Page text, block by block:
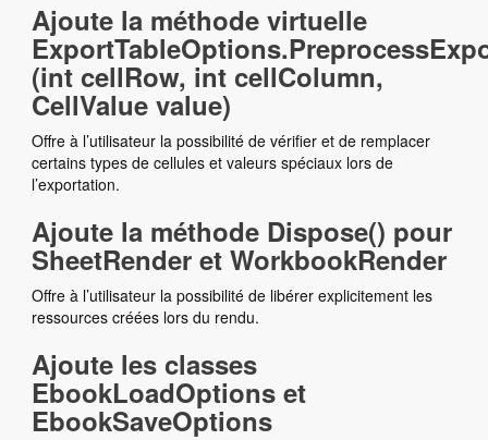
Ajoute la méthode virtuelle
(int cellRow, int cellColumn,
CellValue value)
Offre à l’utilisateur la possibilité de vérifier et de remplacer
certains types de cellules et valeurs spéciaux lors de
l’exportation.
Ajoute la méthode Dispose() pour
SheetRender et WorkbookRender
Offre à l’utilisateur la possibilité de libérer explicitement les
ressources créées lors du rendu.
Ajoute les classes
EbookLoadOptions et
EbookSaveOptions